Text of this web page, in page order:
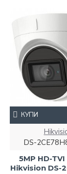
DS-
5MP HD-
Hikvision DS-
КУПИ